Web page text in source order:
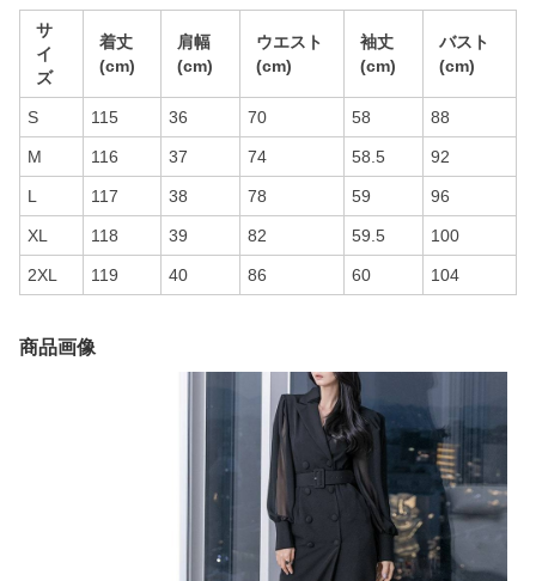
サ
イ
ズ
着丈
(cm)
肩幅
(cm)
ウエスト
(cm)
袖丈
(cm)
バスト
(cm)
S 115 36 70 58 88
M 116 37 74 58.5 92
L 117 38 78 59 96
XL 118 39 82 59.5 100
2XL 119 40 86 60 104
商品画像